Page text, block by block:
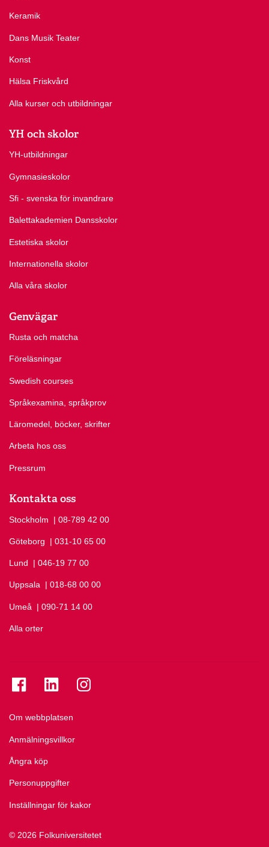
Keramik
Dans Musik Teater
Konst
Hälsa Friskvård
Alla kurser och utbildningar
YH och skolor
YH-utbildningar
Gymnasieskolor
Sfi - svenska för invandrare
Balettakademien Dansskolor
Estetiska skolor
Internationella skolor
Alla våra skolor
Genvägar
Rusta och matcha
Föreläsningar
Swedish courses
Språkexamina, språkprov
Läromedel, böcker, skrifter
Arbeta hos oss
Pressrum
Kontakta oss
Stockholm Ring Stockholm på
| 08-789 42 00
Göteborg Ring Göteborg på
| 031-10 65 00
Lund Ring Lund på
| 046-19 77 00
Uppsala Ring Uppsala på
| 018-68 00 00
Umeå Ring Umeå på
| 090-71 14 00
Alla orter
© 2026 Folkuniversitetet
Om webbplatsen
Anmälningsvillkor
Ångra köp
Personuppgifter
Inställningar för kakor
Se folkuniversitetet på Facebook
Se folkuniversitetet på LinkedIn